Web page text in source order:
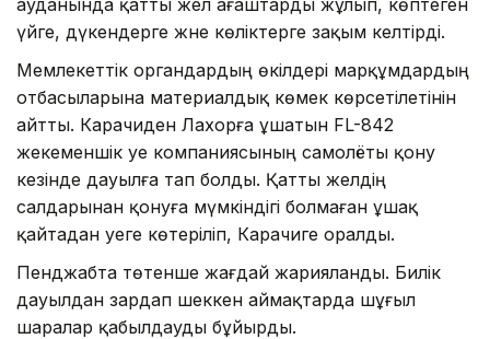
үйге, дүкендерге және көліктерге зақым келтірді.
Мемлекеттік органдардың өкілдері марқұмдардың
отбасыларына материалдық көмек көрсетілетінін
айтты. Карачиден Лахорға ұшатын FL-842
жекеменшік әуе компаниясының самолёты қону
кезінде дауылға тап болды. Қатты желдің
салдарынан қонуға мүмкіндігі болмаған ұшақ
қайтадан әуеге көтеріліп, Карачиге оралды.
Пенджабта төтенше жағдай жарияланды. Билік
дауылдан зардап шеккен аймақтарда шұғыл
шаралар қабылдауды бұйырды.